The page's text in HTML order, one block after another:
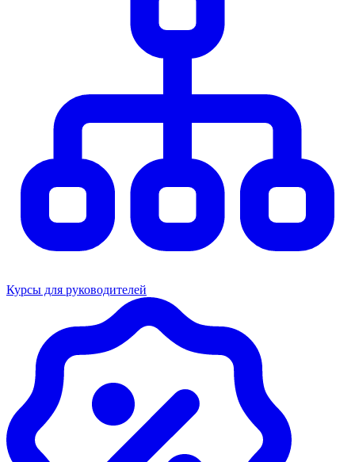
Курсы для руководителей